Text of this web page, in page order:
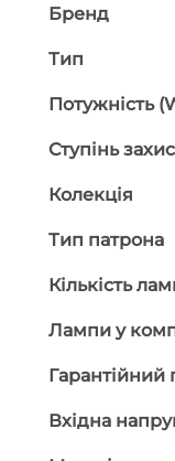
Бренд
Тип
Потужність
Ступінь
Колекція
Тип патрона
Кількість
Лампи у
Гарантійний
Вхідна